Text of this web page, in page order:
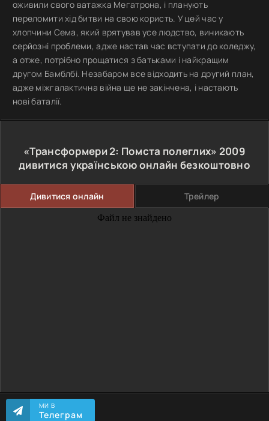
оживили свого ватажка Мегатрона, і планують
переломити хід битви на свою користь. У цей час у
хлопчини Сема, який врятував усе людство, виникають
серйозні проблеми, адже настав час вступати до коледжу,
а отже, потрібно прощатися з батьками і найкращим
другом Бамблбі. Незабаром все відходить на другий план,
адже міжгалактична війна ще не закінчена, і настають
нові баталії.
«Трансформери 2: Помста полеглих» 2009
дивитися українською онлайн безкоштовно
Дивитися онлайн Трейлер
МИ В
Телеграм